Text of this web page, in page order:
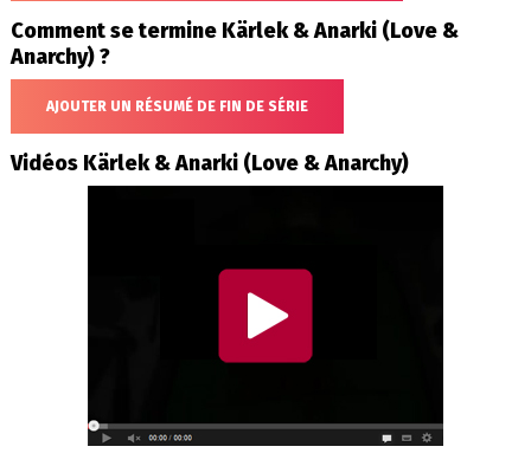
Comment se termine Kärlek & Anarki (Love &
Anarchy) ?
AJOUTER UN RÉSUMÉ DE FIN DE SÉRIE
Vidéos Kärlek & Anarki (Love & Anarchy)